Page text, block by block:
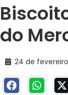
do
24 de